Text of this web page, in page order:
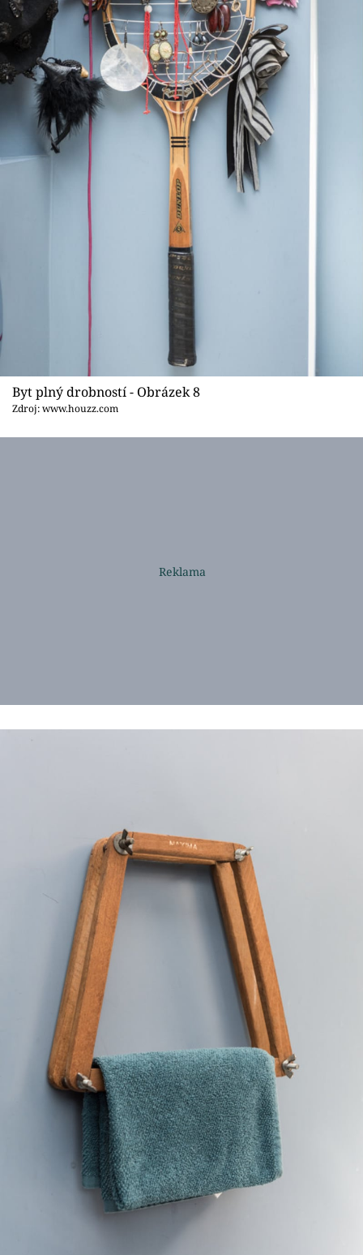
Byt plný drobností - Obrázek 8
Zdroj: www.houzz.com